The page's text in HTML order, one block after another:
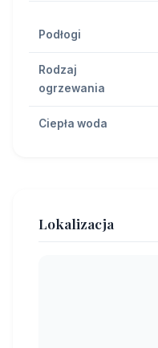
Podłogi
Rodzaj
ogrzewania
Ciepła woda
Lokalizacja